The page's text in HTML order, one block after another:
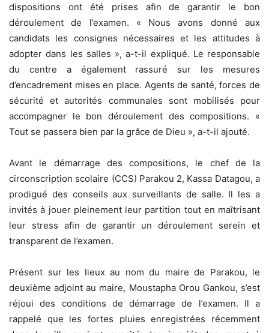
dispositions ont été prises afin de garantir le bon
déroulement de l’examen. « Nous avons donné aux
candidats les consignes nécessaires et les attitudes à
adopter dans les salles », a-t-il expliqué. Le responsable
du centre a également rassuré sur les mesures
d’encadrement mises en place. Agents de santé, forces de
sécurité et autorités communales sont mobilisés pour
accompagner le bon déroulement des compositions. «
Tout se passera bien par la grâce de Dieu », a-t-il ajouté.
Avant le démarrage des compositions, le chef de la
circonscription scolaire (CCS) Parakou 2, Kassa Datagou, a
prodigué des conseils aux surveillants de salle. Il les a
invités à jouer pleinement leur partition tout en maîtrisant
leur stress afin de garantir un déroulement serein et
transparent de l’examen.
Présent sur les lieux au nom du maire de Parakou, le
deuxième adjoint au maire, Moustapha Orou Gankou, s’est
réjoui des conditions de démarrage de l’examen. Il a
rappelé que les fortes pluies enregistrées récemment